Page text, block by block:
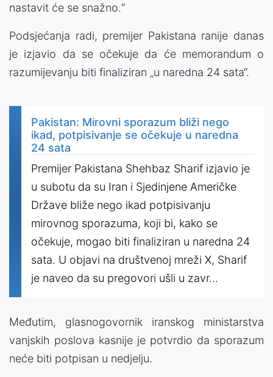
nastavit će se snažno.“
Podsjećanja radi, premijer Pakistana ranije danas
je izjavio da se očekuje da će memorandum o
razumijevanju biti finaliziran „u naredna 24 sata“.
Pakistan: Mirovni sporazum bliži nego
ikad, potpisivanje se očekuje u naredna
24 sata
Premijer Pakistana Shehbaz Sharif izjavio je
u subotu da su Iran i Sjedinjene Američke
Države bliže nego ikad potpisivanju
mirovnog sporazuma, koji bi, kako se
očekuje, mogao biti finaliziran u naredna 24
sata. U objavi na društvenoj mreži X, Sharif
je naveo da su pregovori ušli u zavr...
Međutim, glasnogovornik iranskog ministarstva
vanjskih poslova kasnije je potvrdio da sporazum
neće biti potpisan u nedjelju.